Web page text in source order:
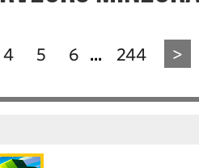
4 5 6 ... 244 >